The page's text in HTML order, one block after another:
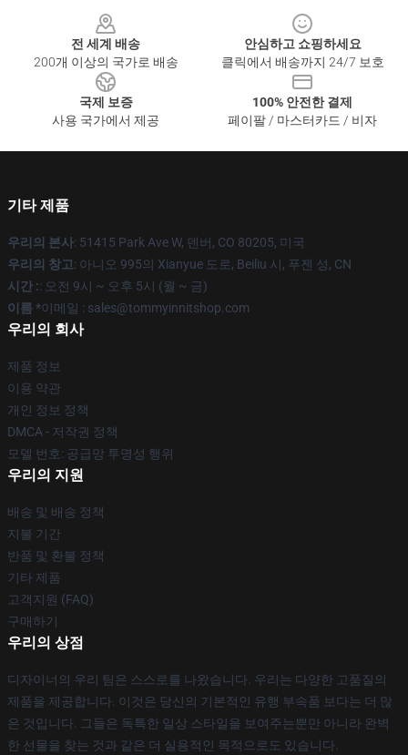
전 세계 배송
200개 이상의 국가로 배송
안심하고 쇼핑하세요
클릭에서 배송까지 24/7 보호
국제 보증
사용 국가에서 제공
100% 안전한 결제
페이팔 / 마스터카드 / 비자
기타 제품
우리의 본사: 51415 Park Ave W, 덴버, CO 80205, 미국
우리의 창고: 아니오 995의 Xianyue 도로, Beiliu 시, 푸젠 성, CN
시간 :: 오전 9시 ~ 오후 5시 (월 ~ 금)
이름 *이메일 : sales@tommyinnitshop.com
우리의 회사
제품 정보
이용 약관
개인 정보 정책
DMCA - 저작권 정책
모델 번호: 공급망 투명성 행위
우리의 지원
배송 및 배송 정책
지불 기간
반품 및 환불 정책
기타 제품
고객지원 (FAQ)
구매하기
우리의 상점
디자이너의 우리 팀은 스스로를 나왔습니다. 우리는 다양한 고품질의
제품을 제공합니다. 이것은 당신의 기본적인 유행 부속품 보다는 더 많
은 것입니다. 그들은 독특한 일상 스타일을 보여주는뿐만 아니라 완벽
한 선물을 찾는 것과 같은 더 실용적인 목적으로도 있습니다.